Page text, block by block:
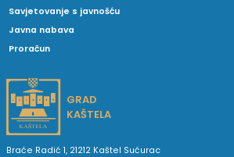
Savjetovanje s javnošću
Javna nabava
Proračun
GRAD
KAŠTELA
Braće Radić 1, 21212 Kaštel Sućurac